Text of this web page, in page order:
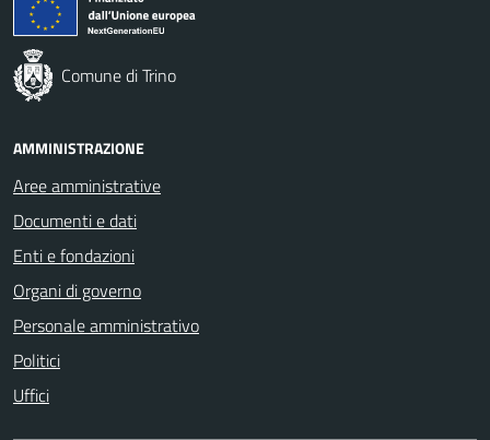
Comune di Trino
AMMINISTRAZIONE
Aree amministrative
Documenti e dati
Enti e fondazioni
Organi di governo
Personale amministrativo
Politici
Uffici